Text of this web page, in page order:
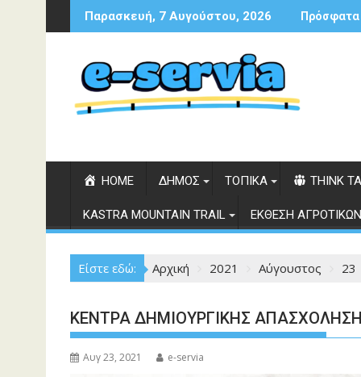
Περάστε
στο
Παρασκευή, 7 Αυγούστου, 2026
HOME ΔΗΜΟΣ ΤΟΠΙΚΑ THINK
KASTRA MOUNTAIN TRAIL ΕΚΘΕΣΗ
Είστε εδώ: Αρχική 2021 Αύγουστος 23
ΚΕΝΤΡΑ ΔΗΜΙΟΥΡΓΙΚΗΣ
Αυγ 23, 2021 e-servia